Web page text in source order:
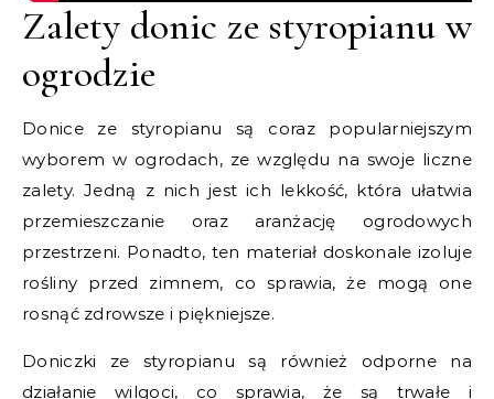
Zalety donic ze styropianu w
ogrodzie
Donice ze styropianu są coraz popularniejszym
wyborem w ogrodach, ze względu na swoje liczne
zalety. Jedną z nich jest ich lekkość, która ułatwia
przemieszczanie oraz aranżację ogrodowych
przestrzeni. Ponadto, ten materiał doskonale izoluje
rośliny przed zimnem, co sprawia, że mogą one
rosnąć zdrowsze i piękniejsze.
Doniczki ze styropianu są również odporne na
działanie wilgoci, co sprawia, że są trwałe i